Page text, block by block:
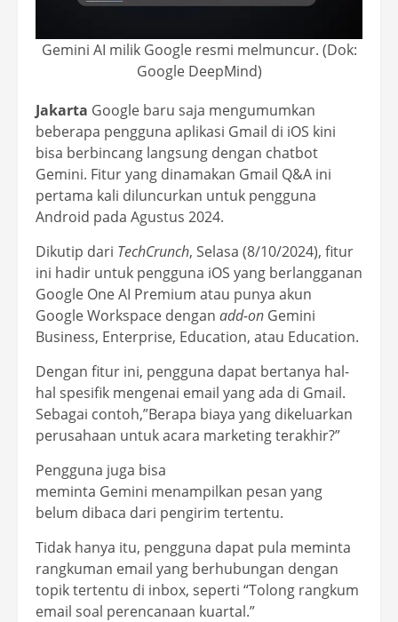
Gemini AI milik Google resmi melmuncur. (Dok:
Google DeepMind)
Jakarta Google baru saja mengumumkan
beberapa pengguna aplikasi Gmail di iOS kini
bisa berbincang langsung dengan chatbot
Gemini. Fitur yang dinamakan Gmail Q&A ini
pertama kali diluncurkan untuk pengguna
Android pada Agustus 2024.
Dikutip dari TechCrunch, Selasa (8/10/2024), fitur
ini hadir untuk pengguna iOS yang berlangganan
Google One AI Premium atau punya akun
Google Workspace dengan add-on Gemini
Business, Enterprise, Education, atau Education.
Dengan fitur ini, pengguna dapat bertanya hal-
hal spesifik mengenai email yang ada di Gmail.
Sebagai contoh,”Berapa biaya yang dikeluarkan
perusahaan untuk acara marketing terakhir?”
Pengguna juga bisa
meminta Gemini menampilkan pesan yang
belum dibaca dari pengirim tertentu.
Tidak hanya itu, pengguna dapat pula meminta
rangkuman email yang berhubungan dengan
topik tertentu di inbox, seperti “Tolong rangkum
email soal perencanaan kuartal.”